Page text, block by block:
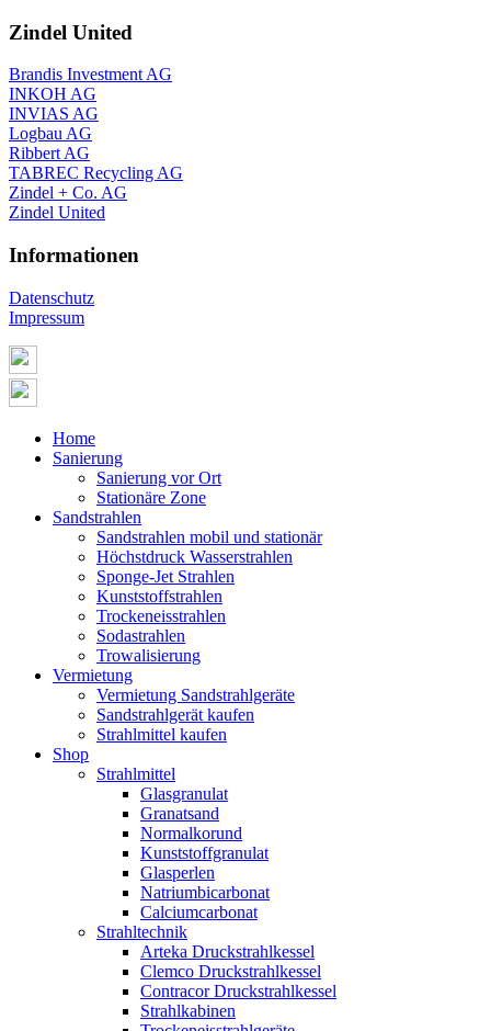
Zindel United
Brandis Investment AG
INKOH AG
INVIAS AG
Logbau AG
Ribbert AG
TABREC Recycling AG
Zindel + Co. AG
Zindel United
Informationen
Datenschutz
Impressum
Home
Sanierung
Sanierung vor Ort
Stationäre Zone
Sandstrahlen
Sandstrahlen mobil und stationär
Höchstdruck Wasserstrahlen
Sponge-Jet Strahlen
Kunststoffstrahlen
Trockeneisstrahlen
Sodastrahlen
Trowalisierung
Vermietung
Vermietung Sandstrahlgeräte
Sandstrahlgerät kaufen
Strahlmittel kaufen
Shop
Strahlmittel
Glasgranulat
Granatsand
Normalkorund
Kunststoffgranulat
Glasperlen
Natriumbicarbonat
Calciumcarbonat
Strahltechnik
Arteka Druckstrahlkessel
Clemco Druckstrahlkessel
Contracor Druckstrahlkessel
Strahlkabinen